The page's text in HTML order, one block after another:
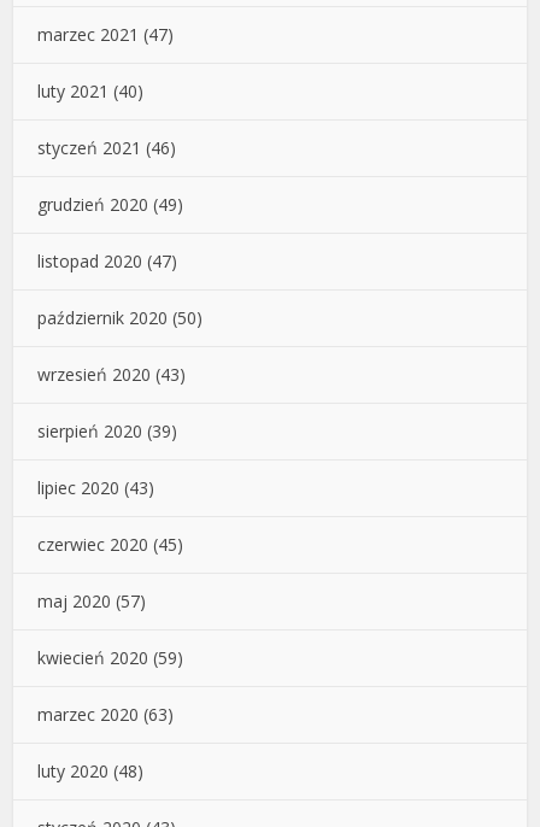
marzec 2021 (47)
luty 2021 (40)
styczeń 2021 (46)
grudzień 2020 (49)
listopad 2020 (47)
październik 2020 (50)
wrzesień 2020 (43)
sierpień 2020 (39)
lipiec 2020 (43)
czerwiec 2020 (45)
maj 2020 (57)
kwiecień 2020 (59)
marzec 2020 (63)
luty 2020 (48)